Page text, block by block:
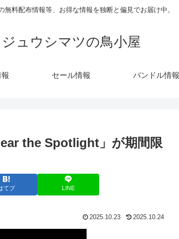
無料配布情報等、お得な情報を独断と偏見でお届け中。
ジュウシマツの鳥小屋
セール情報 バンドル情報
the Spotlight」が期間限
てブ LINE
2025.10.23 2025.10.24